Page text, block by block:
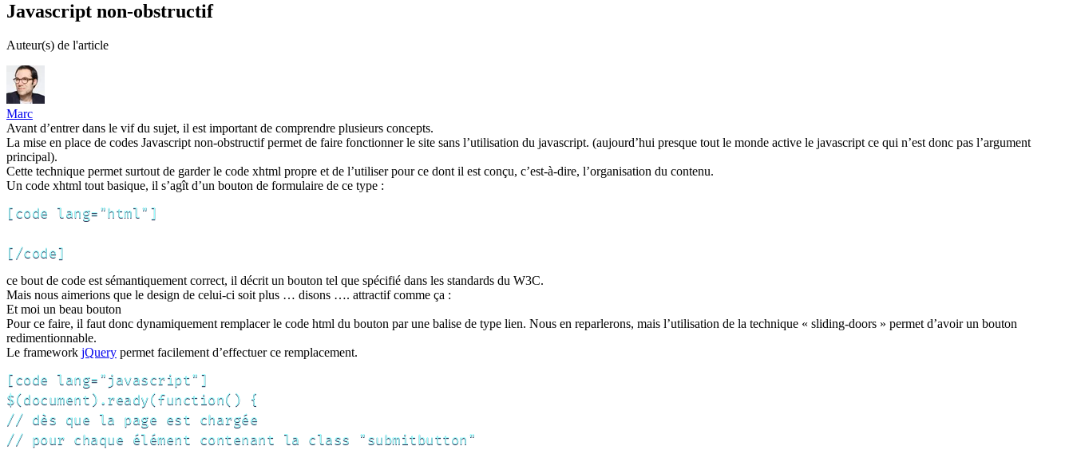
Javascript non-obstructif
Auteur(s) de l'article
Marc
Avant d’entrer dans le vif du sujet, il est important de comprendre plusieurs concepts.
La mise en place de codes Javascript non-obstructif permet de faire fonctionner le site sans l’utilisation du javascript. (aujourd’hui presque tout le monde active le javascript ce qui n’est donc pas l’argument
principal).
Cette technique permet surtout de garder le code xhtml propre et de l’utiliser pour ce dont il est conçu, c’est-à-dire, l’organisation du contenu.
Un code xhtml tout basique, il s’agît d’un bouton de formulaire de ce type :
[code lang="html"]
[/code]
ce bout de code est sémantiquement correct, il décrit un bouton tel que spécifié dans les standards du W3C.
Mais nous aimerions que le design de celui-ci soit plus … disons …. attractif comme ça :
Et moi un beau bouton
Pour ce faire, il faut donc dynamiquement remplacer le code html du bouton par une balise de type lien. Nous en reparlerons, mais l’utilisation de la technique « sliding-doors » permet d’avoir un bouton
redimentionnable.
Le framework jQuery permet facilement d’effectuer ce remplacement.
[code lang="javascript"]
$(document).ready(function() {
// dès que la page est chargée
// pour chaque élément contenant la class "submitbutton"